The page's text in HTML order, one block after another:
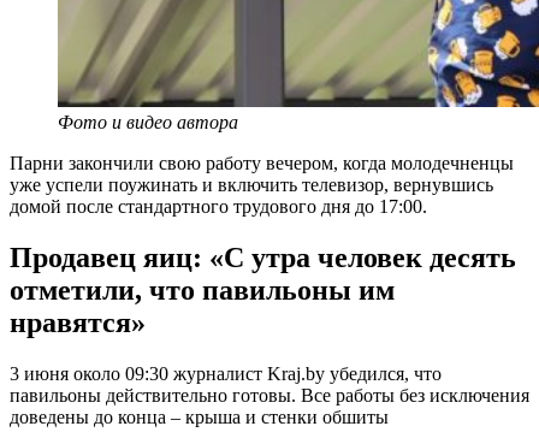
Фото и видео автора
Парни закончили свою работу вечером, когда молодечненцы
уже успели поужинать и включить телевизор, вернувшись
домой после стандартного трудового дня до 17:00.
Продавец яиц: «С утра человек десять
отметили, что павильоны им
нравятся»
3 июня около 09:30 журналист Kraj.by убедился, что
павильоны действительно готовы. Все работы без исключения
доведены до конца – крыша и стенки обшиты